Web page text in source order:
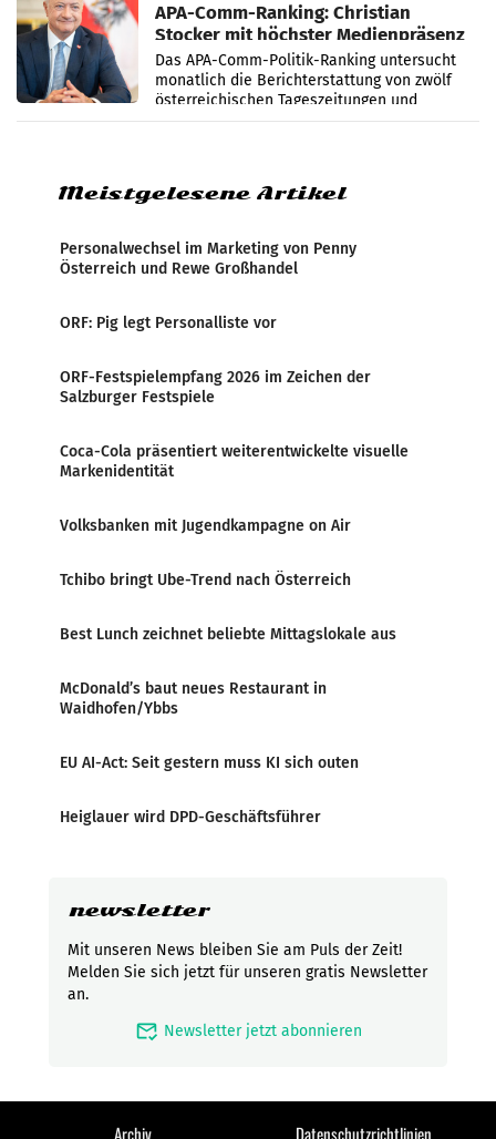
APA-Comm-Ranking: Christian
Stocker mit höchster Medienpräsenz
im Juli
Das APA-Comm-Politik-Ranking untersucht
monatlich die Berichterstattung von zwölf
österreichischen Tageszeitungen und
analysiert, welche Politikerinnen und
Meistgelesene Artikel
Personalwechsel im Marketing von Penny
Österreich und Rewe Großhandel
ORF: Pig legt Personalliste vor
ORF-Festspielempfang 2026 im Zeichen der
Salzburger Festspiele
Coca-Cola präsentiert weiterentwickelte visuelle
Markenidentität
Volksbanken mit Jugendkampagne on Air
Tchibo bringt Ube-Trend nach Österreich
Best Lunch zeichnet beliebte Mittagslokale aus
McDonald’s baut neues Restaurant in
Waidhofen/Ybbs
EU AI-Act: Seit gestern muss KI sich outen
Heiglauer wird DPD-Geschäftsführer
newsletter
Mit unseren News bleiben Sie am Puls der Zeit!
Melden Sie sich jetzt für unseren gratis Newsletter
an.
mark_email_read Newsletter jetzt abonnieren
Archiv Datenschutzrichtlinien